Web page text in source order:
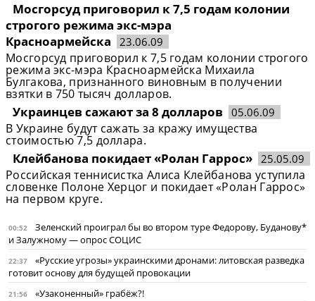
Мосгорсуд приговорил к 7,5 годам колонии
строгого режима экс-мэра
Красноармейска
23.06.09
Мосгорсуд приговорил к 7,5 годам колонии строгого
режима экс-мэра Красноармейска Михаила
Булгакова, признанного виновным в получении
взятки в 750 тысяч долларов.
Украинцев сажают за 8 долларов 05.06.09
В Украине будут сажать за кражу имущества
стоимостью 7,5 доллара.
Клейбанова покидает «Ролан Гаррос» 25.05.09
Российская теннисистка Алиса Клейбанова уступила
словенке Полоне Херцог и покидает «Ролан Гаррос»
на первом круге.
00:52
Зеленский проиграл бы во втором туре Федорову, Буданову*
и Залужному — опрос СОЦИС
22:37
«Русские угрозы» украинскими дронами: литовская разведка
готовит основу для будущей провокации
21:56 «Узаконенный» грабёж?!